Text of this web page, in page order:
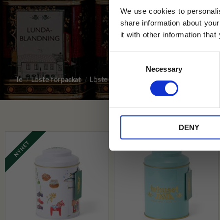
We use cookies to
share information about
it with other information that
Necessary
DENY
Te Löste förpackat Löste i burk Tehuset Java löste i burk
NYHET
Jag samtycker till Tehuset Javas
* Rabatten gäller endast online på
på ordinarie priser och kan ej